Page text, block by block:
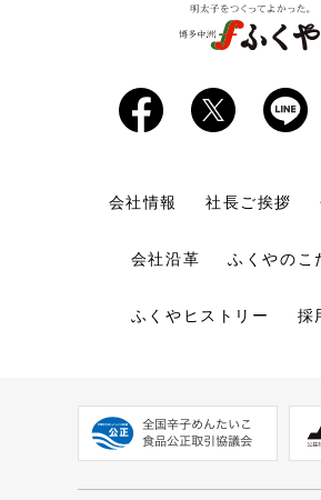
会社情報 社長ご挨拶
会社沿革 ふくやのこ
ふくやヒストリー 採